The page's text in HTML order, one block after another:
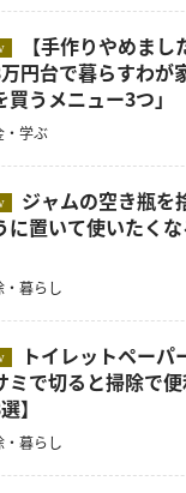
円台で暮らすわが
買うメニュー3つ」
・学ぶ
に置いて使いたくな
・暮らし
ミで切ると掃除で
】
・暮らし